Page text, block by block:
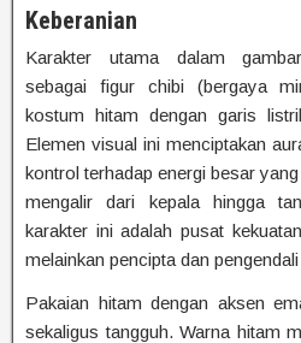
Keberanian
Karakter utama dalam
sebagai figur chibi (bergaya
kostum hitam dengan garis
Elemen visual ini menciptakan
kontrol terhadap energi besar
mengalir dari kepala hingga
karakter ini adalah pusat
melainkan pencipta dan
Pakaian hitam dengan aksen
sekaligus tangguh. Warna hitam